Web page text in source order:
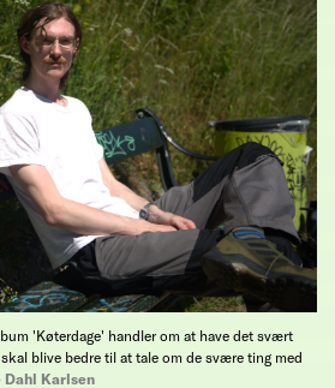
'Køterdage' handler om at have det svært
blive bedre til at tale om de svære ting med
Dahl Karlsen